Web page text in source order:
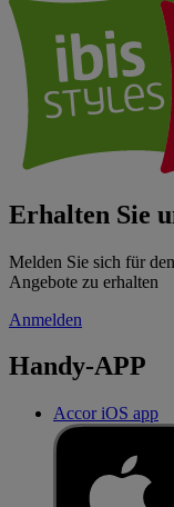
Erhalten Sie
Melden Sie sich für
Angebote zu erhalten
Anmelden
Handy-APP
Accor iOS app